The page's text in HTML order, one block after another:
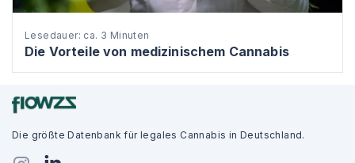
Lesedauer: ca. 3 Minuten
Die Vorteile von medizinischem Cannabis
Die größte Datenbank für legales Cannabis in Deutschland.